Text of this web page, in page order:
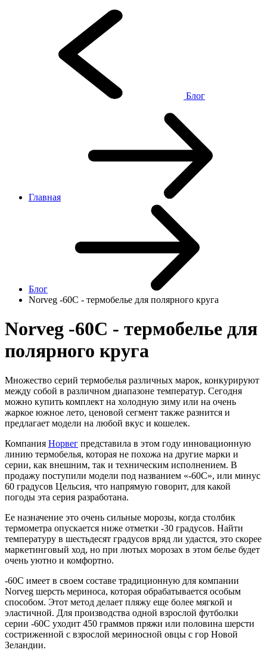
Блог
Главная
Блог
Norveg -60C - термобелье для полярного круга
Norveg -60C - термобелье для
полярного круга
Множество серий термобелья различных марок, конкурируют
между собой в различном диапазоне температур. Сегодня
можно купить комплект на холодную зиму или на очень
жаркое южное лето, ценовой сегмент также разнится и
предлагает модели на любой вкус и кошелек.
Компания Норвег представила в этом году инновационную
линию термобелья, которая не похожа на другие марки и
серии, как внешним, так и техническим исполнением. В
продажу поступили модели под названием «-60С», или минус
60 градусов Цельсия, что напрямую говорит, для какой
погоды эта серия разработана.
Ее назначение это очень сильные морозы, когда столбик
термометра опускается ниже отметки -30 градусов. Найти
температуру в шестьдесят градусов вряд ли удастся, это скорее
маркетинговый ход, но при лютых морозах в этом белье будет
очень уютно и комфортно.
-60С имеет в своем составе традиционную для компании
Norveg шерсть мериноса, которая обрабатывается особым
способом. Этот метод делает пляжу еще более мягкой и
эластичной. Для производства одной взрослой футболки
серии -60С уходит 450 граммов пряжи или половина шерсти
состриженной с взрослой мериносной овцы с гор Новой
Зеландии.